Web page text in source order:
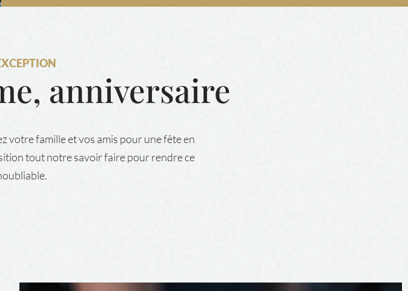
anniversaire
votre famille et vos amis pour une fête en
tout notre savoir faire pour rendre ce